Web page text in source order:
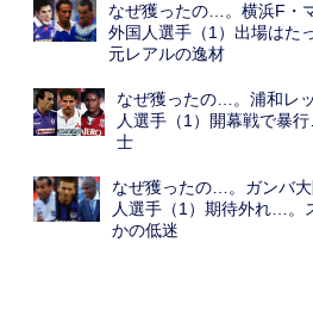
なぜ獲ったの…。横浜F・
外国人選手（1）出場はた
元レアルの逸材
なぜ獲ったの…。浦和レ
人選手（1）開幕戦で暴
士
なぜ獲ったの…。ガンバ
人選手（1）期待外れ…。
かの低迷